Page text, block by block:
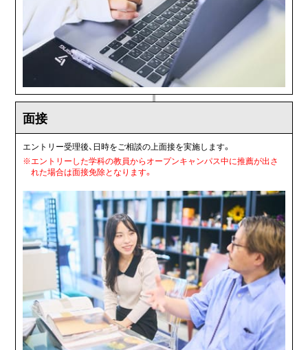
面接
エントリー受理後、日時をご相談の上面接を実施します。
※エントリーした学科の教員からオープンキャンパス中に推薦が出さ
れた場合は面接免除となります。